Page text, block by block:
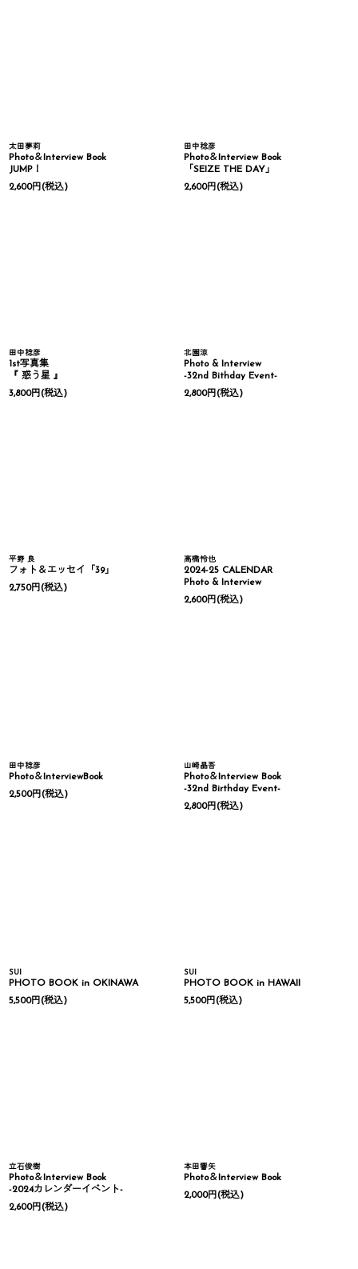
太田夢莉
Photo＆Interview Book
JUMP！
2,600円(税込)
田中稔彦
Photo＆Interview Book
「SEIZE THE DAY」
2,600円(税込)
田中稔彦
1st写真集
『 惑う星 』
3,800円(税込)
北園涼
Photo & Interview
-32nd Bithday Event-
2,800円(税込)
平野 良
フォト＆エッセイ「39」
2,750円(税込)
高橋怜也
2024-25 CALENDAR
Photo & Interview
2,600円(税込)
田中稔彦
Photo＆InterviewBook
2,500円(税込)
山崎晶吾
Photo＆Interview Book
-32nd Birthday Event-
2,800円(税込)
SUI
PHOTO BOOK in OKINAWA
5,500円(税込)
SUI
PHOTO BOOK in HAWAII
5,500円(税込)
立石俊樹
Photo＆Interview Book
-2024カレンダーイベント-
2,600円(税込)
本田響矢
Photo＆Interview Book
2,000円(税込)